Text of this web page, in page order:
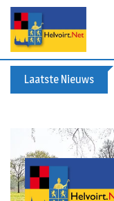
Laatste Nieuws